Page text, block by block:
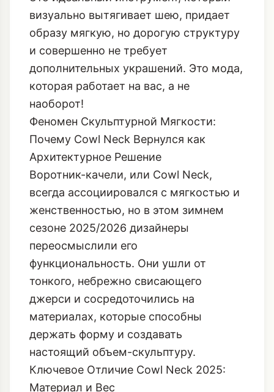
которая работает на вас, а не
Феномен Скульптурной Мягкости:
Почему Cowl Neck Вернулся как
Архитектурное Решение
Воротник-качели, или Cowl Neck,
всегда ассоциировался с мягкостью и
женственностью, но в этом зимнем
сезоне 2025/2026 дизайнеры
тонкого, небрежно свисающего
материалах, которые способны
держать форму и создавать
Ключевое Отличие Cowl Neck 2025:
Материал и Вес
Чтобы драпировка выглядела не
«устало», а «властно», необходима
правильная основа. В тренде тяжелые,